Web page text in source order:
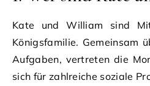
Kate und William sind
Königsfamilie. Gemeinsam
Aufgaben, vertreten die
sich für zahlreiche soziale